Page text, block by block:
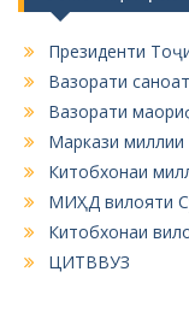
Президенти
Вазорати
Вазорати
Маркази миллии
Китобхонаи
МИҲД вилояти
Китобхонаи
ЦИТВВУЗ